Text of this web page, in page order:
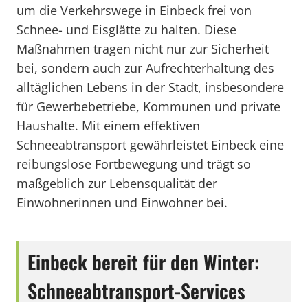
um die Verkehrswege in Einbeck frei von
Schnee- und Eisglätte zu halten. Diese
Maßnahmen tragen nicht nur zur Sicherheit
bei, sondern auch zur Aufrechterhaltung des
alltäglichen Lebens in der Stadt, insbesondere
für Gewerbebetriebe, Kommunen und private
Haushalte. Mit einem effektiven
Schneeabtransport gewährleistet Einbeck eine
reibungslose Fortbewegung und trägt so
maßgeblich zur Lebensqualität der
Einwohnerinnen und Einwohner bei.
Einbeck bereit für den Winter:
Schneeabtransport-Services